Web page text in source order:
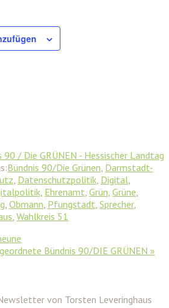
90 / Die GRÜNEN - Hessischer Landtag
Bündnis 90/Die Grünen Darmstadt-
Datenschutzpolitik Digital
Ehrenamt Grün Grüne
Obmann Pfungstadt Sprecher,
Wahlkreis 51
Bündnis 90/DIE GRÜNEN »
von Torsten Leveringhaus